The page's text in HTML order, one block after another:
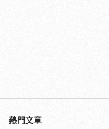
熱門文章